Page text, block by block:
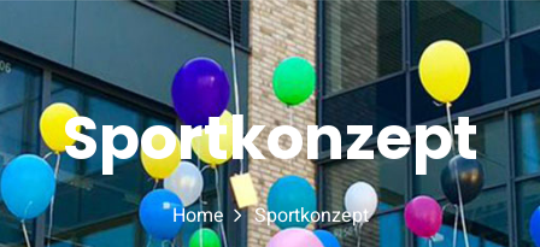
Sportkonzept
Home Sportkonzept